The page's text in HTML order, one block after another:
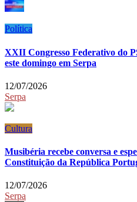
Política
XXII Congresso Federativo do
este domingo em Serpa
12/07/2026
Serpa
Cultura
Musibéria recebe conversa e
Constituição da República
12/07/2026
Serpa